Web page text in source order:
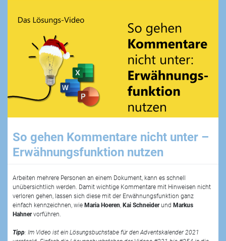
So gehen Kommentare nicht unter –
Erwähnungsfunktion nutzen
Arbeiten mehrere Personen an einem Dokument, kann es schnell
unübersichtlich werden. Damit wichtige Kommentare mit Hinweisen nicht
verloren gehen, lassen sich diese mit der Erwähnungsfunktion ganz
einfach kennzeichnen, wie Maria Hoeren Kai Schneiderund Markus
Hahnervorführen.
Tipp: Im Video ist ein Lösungsbuchstabe für den Adventskalender 2021